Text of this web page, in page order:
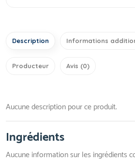
Description Informations
Producteur Avis (0)
Aucune description pour ce produit.
Ingrédients
Aucune information sur les ingrédients